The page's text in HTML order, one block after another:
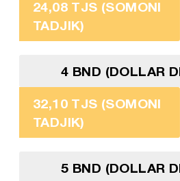
24,08 TJS (SOMONI
TADJIK)
4 BND (DOLLAR
32,10 TJS (SOMONI
TADJIK)
5 BND (DOLLAR